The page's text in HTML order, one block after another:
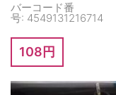
バーコード番
号: 4549131216714
108円